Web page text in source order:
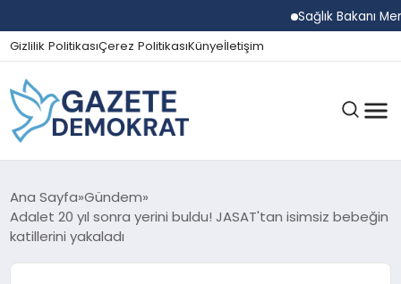
Sağlık Bakanı
Gizlilik PolitikasıÇerez PolitikasıKünyeİletişim
GÜNDEM
EKONOMI
Ana Sayfa Gündem
Adalet 20 yıl sonra yerini buldu! JASAT'tan isimsiz bebeğin
katillerini yakaladı